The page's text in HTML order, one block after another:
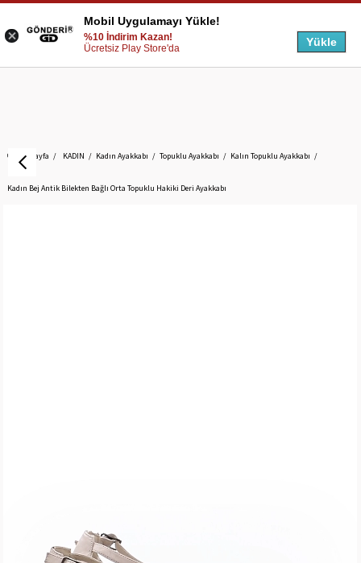
Anasayfa KADIN Kadın Ayakkabı Topuklu Ayakkabı Kalın Topuklu Ayakkabı
Kadın Bej Antik Bilekten Bağlı Orta Topuklu Hakiki Deri Ayakkabı
Mobil Uygulamayı Yükle!
%10 İndirim Kazan!
Ücretsiz Play Store'da
Yükle